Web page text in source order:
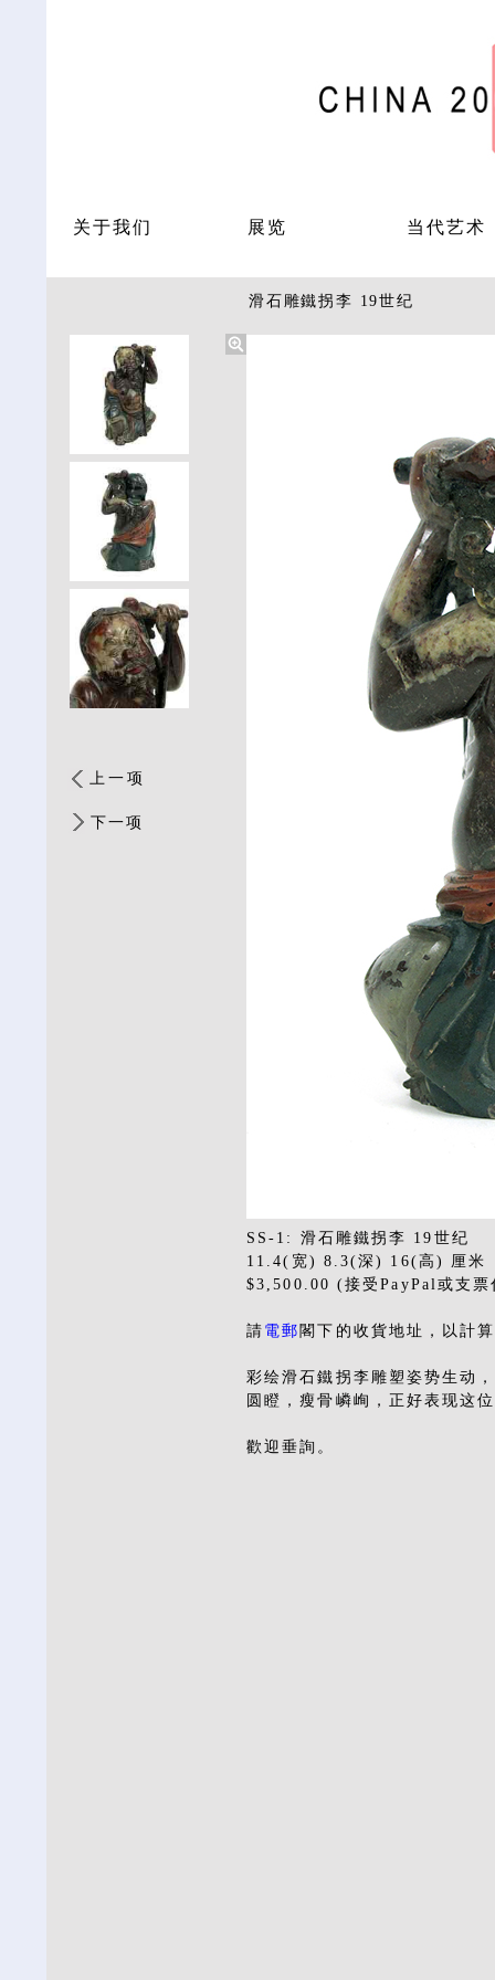
关于我们 展览 当代艺术
滑石雕鐵拐李 19世纪
上一项
下一项
SS-1: 滑石雕鐵拐李 19世纪
11.4(宽) 8.3(深) 16(高) 厘米
$3,500.00 (接受PayPal或支票
請 電郵 閣下的收貨地址，以計
彩绘滑石鐵拐李雕塑姿势生动
圆瞪，瘦骨嶙峋，正好表现这
歡迎垂詢。